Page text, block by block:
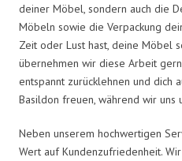
deiner Möbel, sondern auch die
Möbeln sowie die Verpackung
Zeit oder Lust hast, deine Möbel
übernehmen wir diese Arbeit
entspannt zurücklehnen und dich
Basildon freuen, während wir uns
Neben unserem hochwertigen
Wert auf Kundenzufriedenheit.